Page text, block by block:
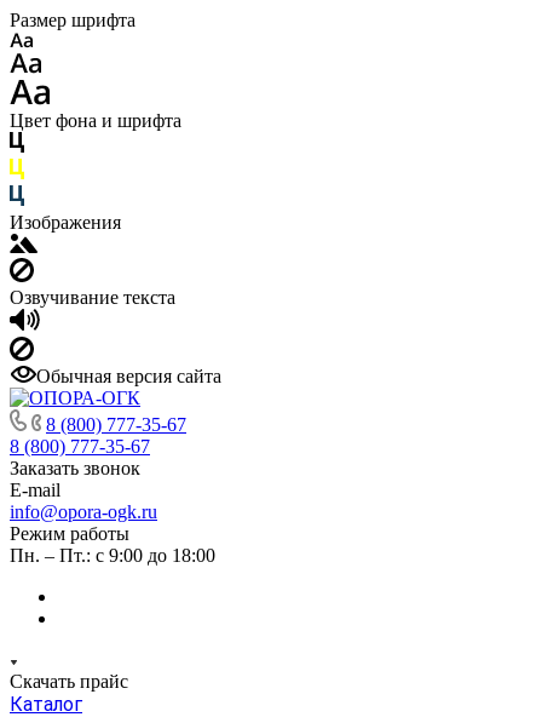
Размер шрифта
Цвет фона и шрифта
Изображения
Озвучивание текста
Обычная версия сайта
8 (800) 777-35-67
8 (800) 777-35-67
Заказать звонок
E-mail
info@opora-ogk.ru
Режим работы
Пн. – Пт.: с 9:00 до 18:00
Скачать прайс
Каталог